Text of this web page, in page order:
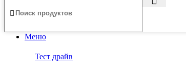
Меню
Тест драйв